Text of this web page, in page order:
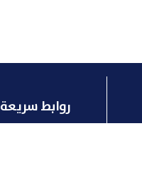
روابط سريعة